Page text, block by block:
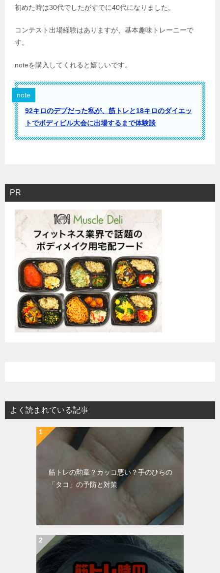
初めた時は30代でしたがすでに40代になりました。
コンテスト出場経験はありますが、基本趣味トレーニーで
す。
noteを購入してくれると嬉しいです。
note
92キロのデブだった私が、筋トレと18キロのダイエッ
トでボディビル大会に出場するまで体験談
PR
よく読まれている記事
筋トレの勲章？カッコ悪い？手のひらの
「タコ」の予防と対策